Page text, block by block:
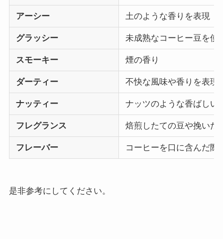
アーシー 土のような香りを表現
グラッシー 未成熟なコーヒー豆を使
スモーキー 煙の香り
ダーティー 不快な風味や香りを表現
ナッティー ナッツのような香ばしい
フレグランス 焙煎したての豆や挽いた
フレーバー コーヒーを口に含んだ際
是非参考にしてください。